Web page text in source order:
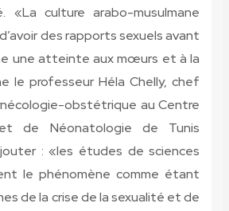
«La culture arabo-musulmane
des rapports sexuels avant
une atteinte aux mœurs et à la
le professeur Héla Chelly, chef
obstétrique au Centre
de Néonatologie de Tunis
: «les études de sciences
le phénomène comme étant
de la crise de la sexualité et de